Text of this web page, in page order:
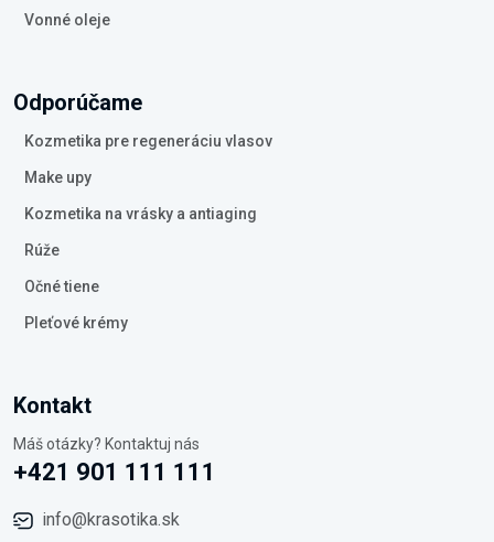
Vonné oleje
Odporúčame
Kozmetika pre regeneráciu vlasov
Make upy
Kozmetika na vrásky a antiaging
Rúže
Očné tiene
Pleťové krémy
Kontakt
Máš otázky? Kontaktuj nás
+421 901 111 111
info@krasotika.sk